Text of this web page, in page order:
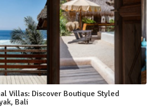
Villas: Discover Boutique Styled
Bali